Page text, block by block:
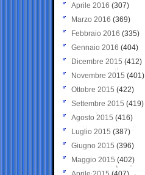
Aprile 2016 (307)
Marzo 2016 (369)
Febbraio 2016 (335)
Gennaio 2016 (404)
Dicembre 2015 (412)
Novembre 2015 (401)
Ottobre 2015 (422)
Settembre 2015 (419)
Agosto 2015 (416)
Luglio 2015 (387)
Giugno 2015 (396)
Maggio 2015 (402)